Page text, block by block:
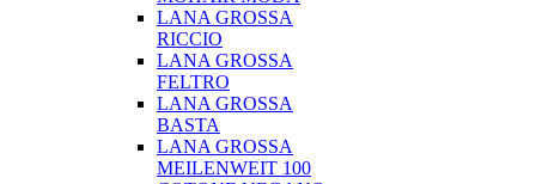
LANA GROSSA
RICCIO
LANA GROSSA
FELTRO
LANA GROSSA
BASTA
LANA GROSSA
MEILENWEIT 100